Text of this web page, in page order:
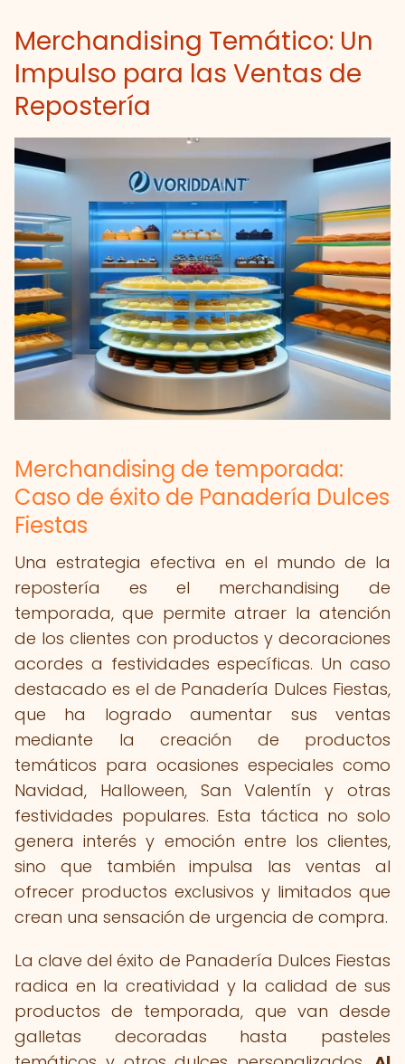
Merchandising Temático: Un
Impulso para las Ventas de
Repostería
Merchandising de temporada:
Caso de éxito de Panadería Dulces
Fiestas
Una estrategia efectiva en el mundo de la
repostería es el merchandising de
temporada, que permite atraer la atención
de los clientes con productos y decoraciones
acordes a festividades específicas. Un caso
destacado es el de Panadería Dulces Fiestas,
que ha logrado aumentar sus ventas
mediante la creación de productos
temáticos para ocasiones especiales como
Navidad, Halloween, San Valentín y otras
festividades populares. Esta táctica no solo
genera interés y emoción entre los clientes,
sino que también impulsa las ventas al
ofrecer productos exclusivos y limitados que
crean una sensación de urgencia de compra.
La clave del éxito de Panadería Dulces Fiestas
radica en la creatividad y la calidad de sus
productos de temporada, que van desde
galletas decoradas hasta pasteles